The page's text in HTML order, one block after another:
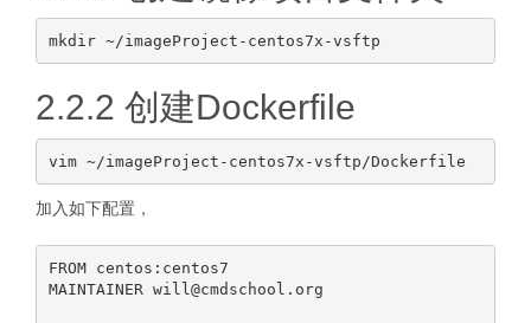
2.2.2 创建Dockerfile
加入如下配置，
FROM centos:centos7
MAINTAINER will@cmdschool.org